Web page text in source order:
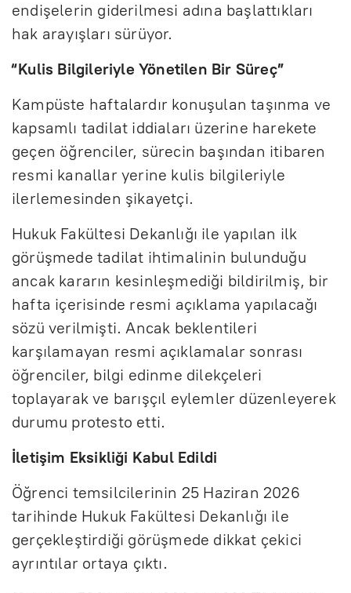
endişelerin giderilmesi adına başlattıkları
hak arayışları sürüyor.
“Kulis Bilgileriyle Yönetilen Bir Süreç”
Kampüste haftalardır konuşulan taşınma ve
kapsamlı tadilat iddiaları üzerine harekete
geçen öğrenciler, sürecin başından itibaren
resmi kanallar yerine kulis bilgileriyle
ilerlemesinden şikayetçi.
Hukuk Fakültesi Dekanlığı ile yapılan ilk
görüşmede tadilat ihtimalinin bulunduğu
ancak kararın kesinleşmediği bildirilmiş, bir
hafta içerisinde resmi açıklama yapılacağı
sözü verilmişti. Ancak beklentileri
karşılamayan resmi açıklamalar sonrası
öğrenciler, bilgi edinme dilekçeleri
toplayarak ve barışçıl eylemler düzenleyerek
durumu protesto etti.
İletişim Eksikliği Kabul Edildi
Öğrenci temsilcilerinin 25 Haziran 2026
tarihinde Hukuk Fakültesi Dekanlığı ile
gerçekleştirdiği görüşmede dikkat çekici
ayrıntılar ortaya çıktı.